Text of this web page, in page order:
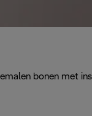
bonen met